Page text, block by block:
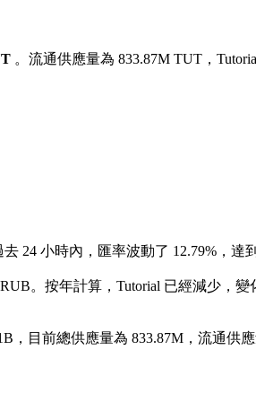
。流通供應量為 833.87M TUT，
去 24 小時內，匯率波動了 12.79%，達
。 按年計算，Tutorial 已經減少，變
目前總供應量為 833.87M，流通供